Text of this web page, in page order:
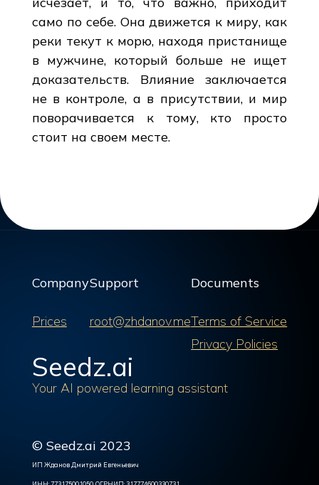
само по себе. Она движется к миру, как
реки текут к морю, находя пристанище
в мужчине, который больше не ищет
доказательств. Влияние заключается
не в контроле, а в присутствии, и мир
поворачивается к тому, кто просто
стоит на своем месте.
Company
Prices
Support
root@zhdanov.me
Documents
Terms of Service
Privacy Policies
Seedz.ai
Your AI powered learning assistant
© Seedz.ai 2023
ИП Жданов Дмитрий Евгеньевич